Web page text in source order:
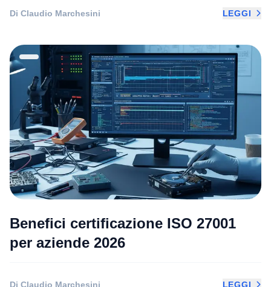
Di Claudio Marchesini LEGGI
Benefici certificazione ISO 27001
per aziende 2026
Di Claudio Marchesini LEGGI